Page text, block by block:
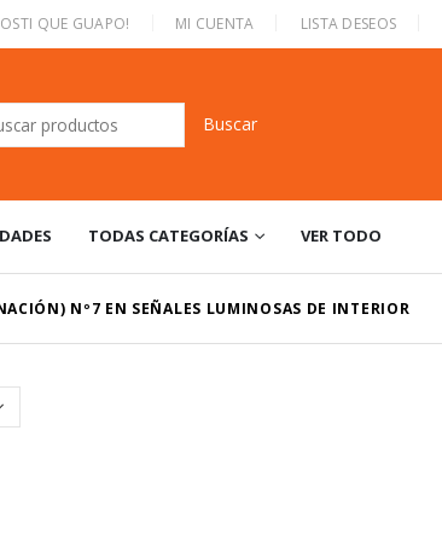
QUE GUAPO! MI CUENTA LISTA DESEOS
TODAS CATEGORÍAS VER TODO
Nº7 EN SEÑALES LUMINOSAS DE INTERIOR